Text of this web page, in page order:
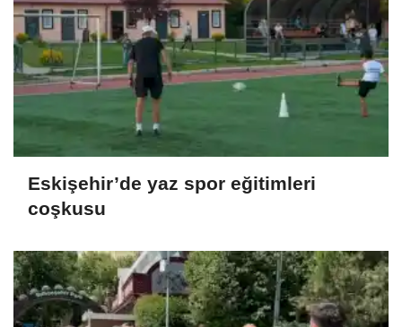
Eskişehir’de yaz spor eğitimleri
coşkusu